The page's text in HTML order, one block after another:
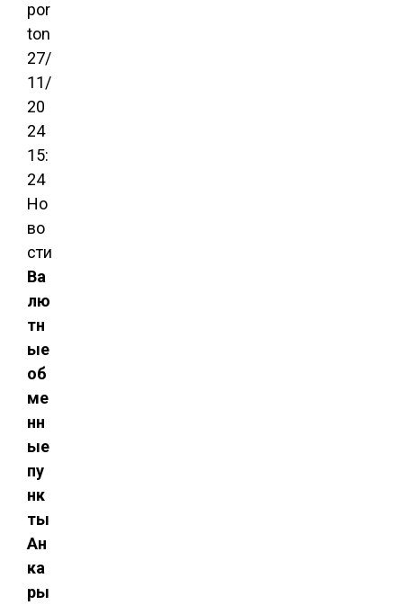
por
ton
27/
11/
20
24
15:
24
Но
во
сти
Ва
лю
тн
ые
об
ме
нн
ые
пу
нк
ты
Ан
ка
ры